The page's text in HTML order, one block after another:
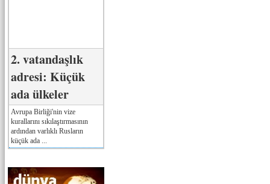
2. vatandaşlık
adresi: Küçük
ada ülkeler
Avrupa Birliği'nin vize
kurallarını sıkılaştırmasının
ardından varlıklı Rusların
küçük ada ...